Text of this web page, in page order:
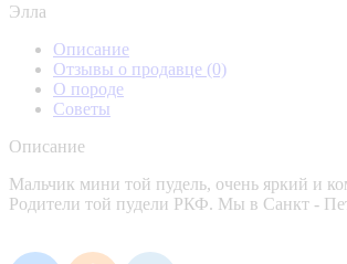
Элла
Описание
Отзывы о продавце (0)
О породе
Советы
Описание
Мальчик мини той пудель, очень яркий и
Родители той пудели РКФ. Мы в Санкт -